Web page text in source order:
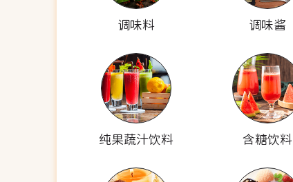
调味料 调味酱
纯果蔬汁饮料 含糖饮料